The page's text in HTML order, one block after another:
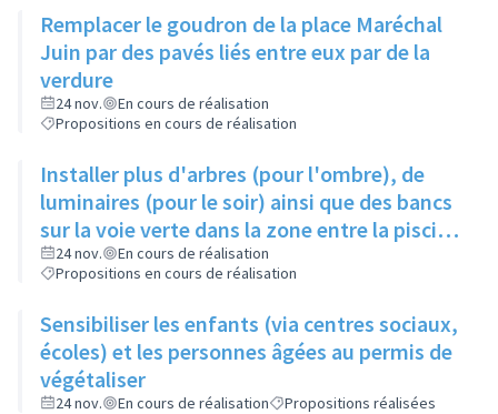
Remplacer le goudron de la place Maréchal
Juin par des pavés liés entre eux par de la
verdure
24 nov.
En cours de réalisation
Propositions en cours de réalisation
Installer plus d'arbres (pour l'ombre), de
luminaires (pour le soir) ainsi que des bancs
sur la voie verte dans la zone entre la piscine
et la rue de l'Industrie
24 nov.
En cours de réalisation
Propositions en cours de réalisation
Sensibiliser les enfants (via centres sociaux,
écoles) et les personnes âgées au permis de
végétaliser
24 nov. En cours de réalisation Propositions réalisées